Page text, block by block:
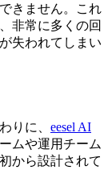
きません。これ
非常に多くの回
失われてしまい
りに、 eesel AI
ムや運用チーム
から設計されて